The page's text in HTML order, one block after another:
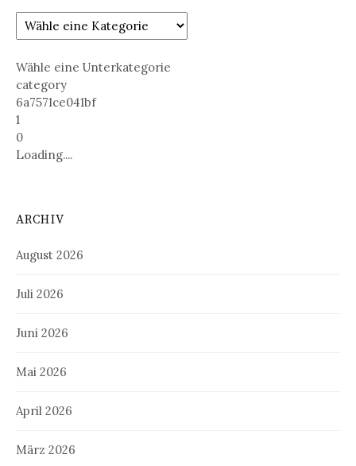
Wähle eine Unterkategorie
category
6a7571ce041bf
1
0
Loading....
ARCHIV
August 2026
Juli 2026
Juni 2026
Mai 2026
April 2026
März 2026